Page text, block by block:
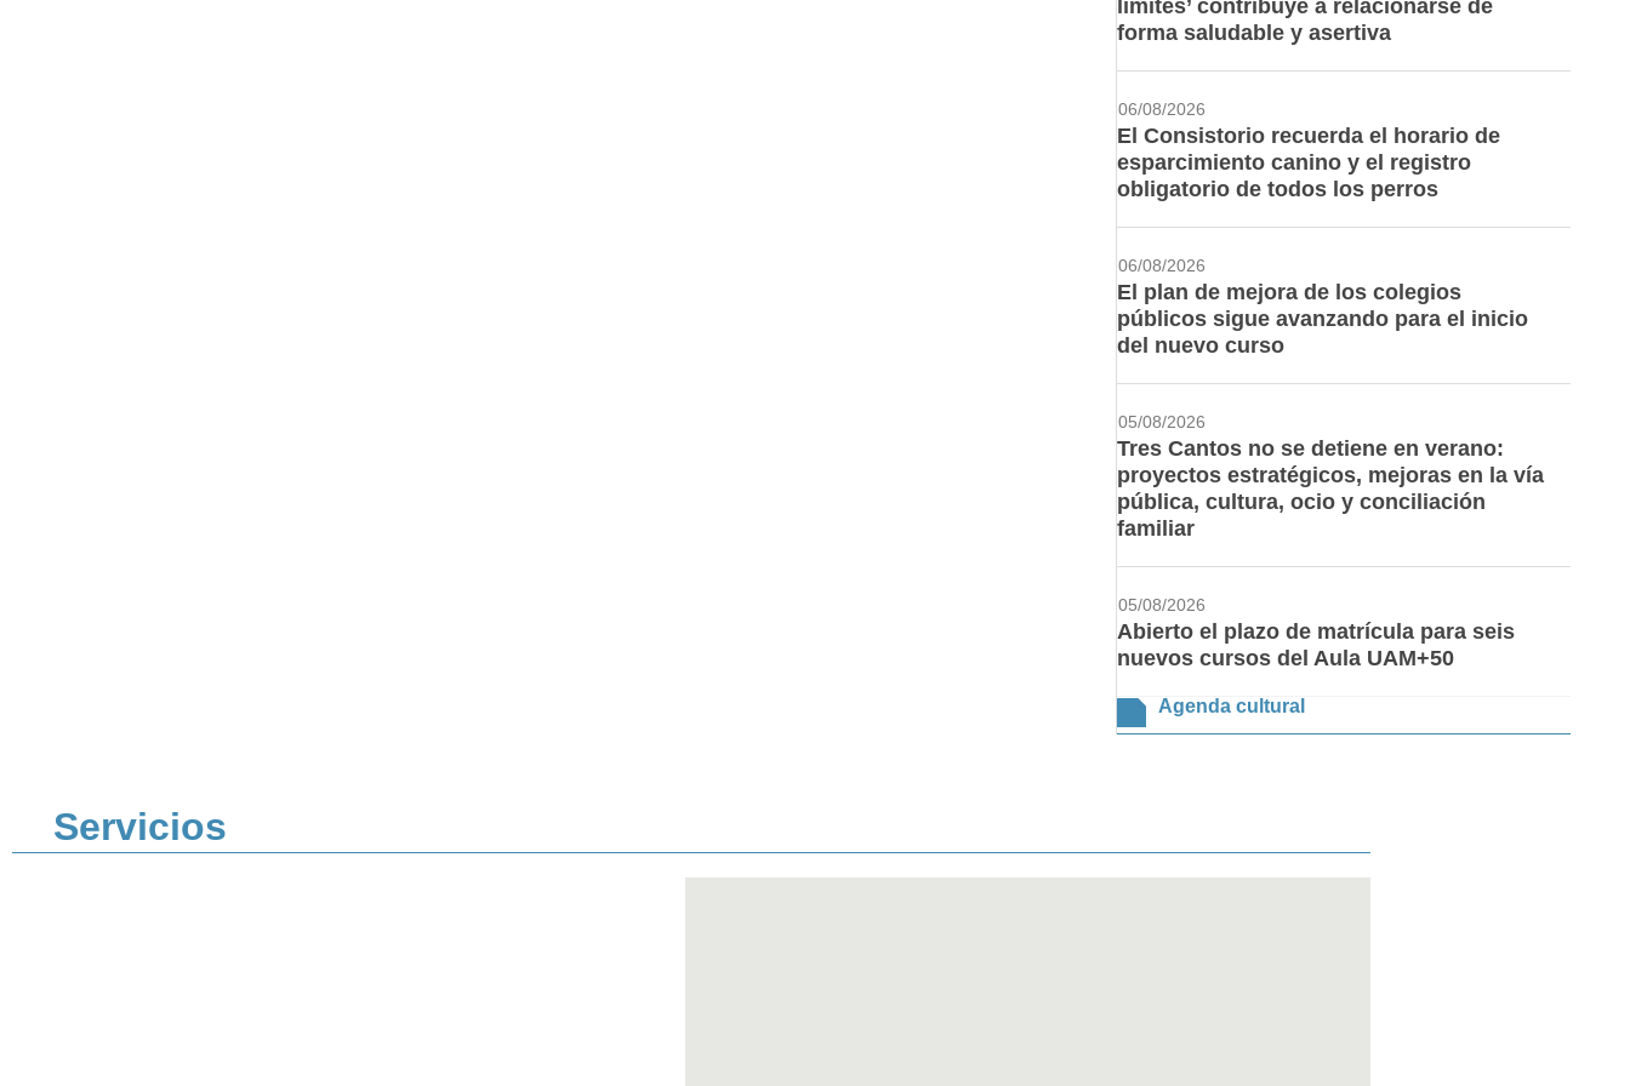
límites’ contribuye a relacionarse de
forma saludable y asertiva
06/08/2026
El Consistorio recuerda el horario de
esparcimiento canino y el registro
obligatorio de todos los perros
06/08/2026
El plan de mejora de los colegios
públicos sigue avanzando para el inicio
del nuevo curso
05/08/2026
Tres Cantos no se detiene en verano:
proyectos estratégicos, mejoras en la vía
pública, cultura, ocio y conciliación
familiar
05/08/2026
Abierto el plazo de matrícula para seis
nuevos cursos del Aula UAM+50
Agenda cultural
Servicios